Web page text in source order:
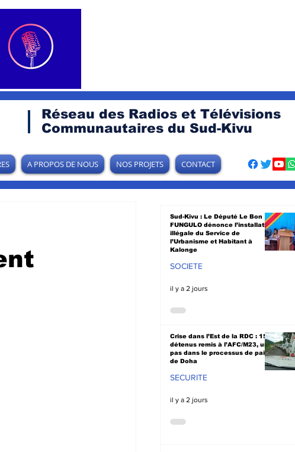
Réseau des Radios et Télévisions
Communautaires du Sud-Kivu
A PROPOS DE NOUS NOS PROJETS CONTACT
Sud-Kivu : Le Député Le Bon
FUNGULO dénonce l’installation
illégale du Service de
l’Urbanisme et Habitant à
Kalonge
SOCIETE
il y a 2 jours
Crise dans l’Est de la RDC : 15
détenus remis à l’AFC/M23, un
pas dans le processus de paix
de Doha
SECURITE
il y a 2 jours